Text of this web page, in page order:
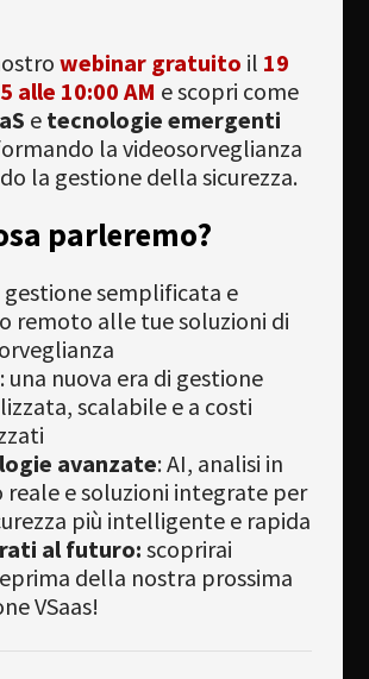
webinar gratuito il 19
alle 10:00 AM e scopri come
e tecnologie emergenti
la videosorveglianza
la gestione della sicurezza.
parleremo?
gestione semplificata e
remoto alle tue soluzioni di
: una nuova era di gestione
scalabile e a costi
avanzate: AI, analisi in
e soluzioni integrate per
più intelligente e rapida
al futuro: scoprirai
della nostra prossima
VSaas!